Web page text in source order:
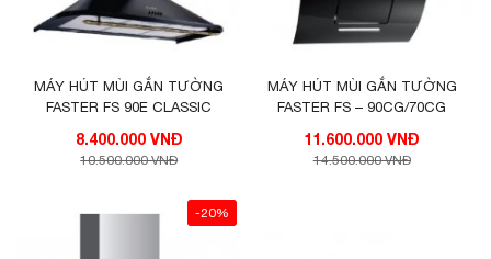
MÁY HÚT MÙI GẮN TƯỜNG
FASTER FS 90E CLASSIC
8.400.000 VNĐ
10.500.000 VNĐ
MÁY HÚT MÙI GẮN TƯỜNG
FASTER FS – 90CG/70CG
11.600.000 VNĐ
14.500.000 VNĐ
-20%